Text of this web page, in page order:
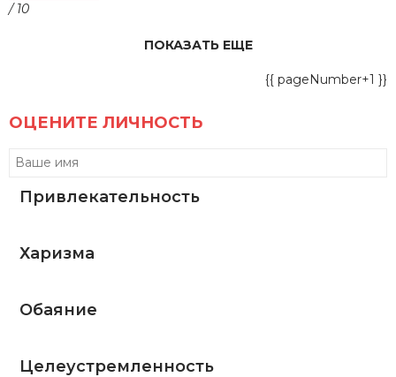
/ 10
ПОКАЗАТЬ ЕЩЕ
{{ pageNumber+1 }}
ОЦЕНИТЕ ЛИЧНОСТЬ
Привлекательность
Харизма
Обаяние
Целеустремленность